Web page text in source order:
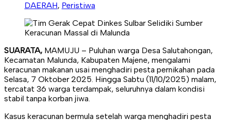
DAERAH, Peristiwa
SUARATA, MAMUJU – Puluhan warga Desa Salutahongan,
Kecamatan Malunda, Kabupaten Majene, mengalami
keracunan makanan usai menghadiri pesta pernikahan pada
Selasa, 7 Oktober 2025. Hingga Sabtu (11/10/2025) malam,
tercatat 36 warga terdampak, seluruhnya dalam kondisi
stabil tanpa korban jiwa.
Kasus keracunan bermula setelah warga menghadiri pesta